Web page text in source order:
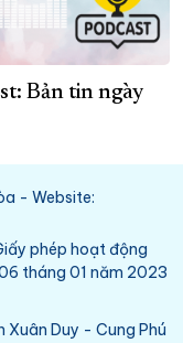
Bản tin ngày
- Website:
phép hoạt động
tháng 01 năm 2023
Xuân Duy - Cung Phú